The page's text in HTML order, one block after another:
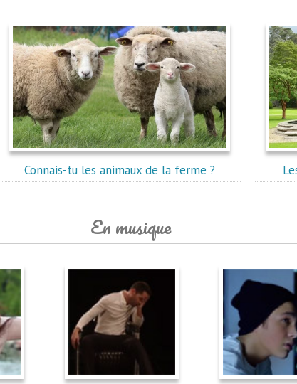
Connais-tu les animaux de la ferme ?
En musique